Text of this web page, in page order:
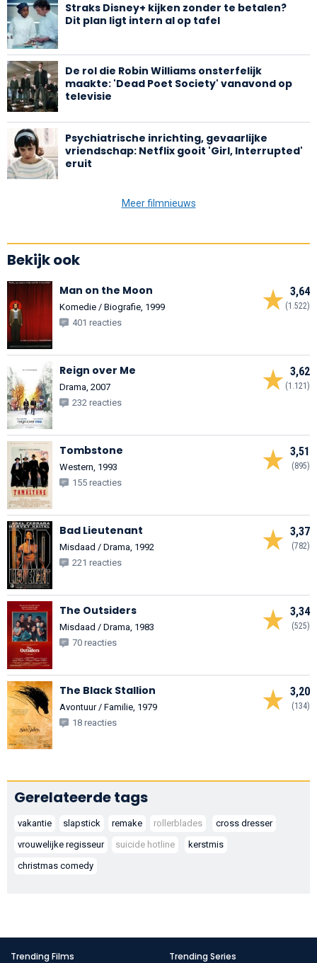
Straks Disney+ kijken zonder te betalen?
Dit plan ligt intern al op tafel
De rol die Robin Williams onsterfelijk
maakte: 'Dead Poet Society' vanavond op
televisie
Psychiatrische inrichting, gevaarlijke
vriendschap: Netflix gooit 'Girl, Interrupted'
eruit
Meer filmnieuws
Bekijk ook
3,64
(1.522)
Man on the Moon
Komedie / Biografie, 1999
401 reacties
3,62
(1.121)
Reign over Me
Drama, 2007
232 reacties
3,51
(895)
Tombstone
Western, 1993
155 reacties
3,37
(782)
Bad Lieutenant
Misdaad / Drama, 1992
221 reacties
3,34
(525)
The Outsiders
Misdaad / Drama, 1983
70 reacties
3,20
(134)
The Black Stallion
Avontuur / Familie, 1979
18 reacties
Gerelateerde tags
vakantie slapstick remake rollerblades
cross dresser
vrouwelijke regisseur
suicide hotline
kerstmis
christmas comedy
Trending Films Trending Series